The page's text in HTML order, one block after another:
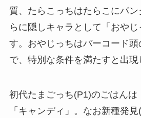
質、たらこっちはたらこにパン
らに隠しキャラとして「おや
す。おやじっちはバーコード頭
で、特別な条件を満たすと出現
初代たまごっち(P1)のごはんは
「キャンディ」。なお新種発